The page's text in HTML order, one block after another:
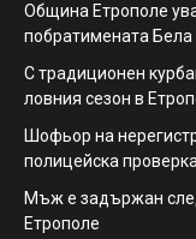
Община Етрополе
побратимената Бела
С традиционен
ловния сезон в
Шофьор на
полицейска
Мъж е задържан
Етрополе